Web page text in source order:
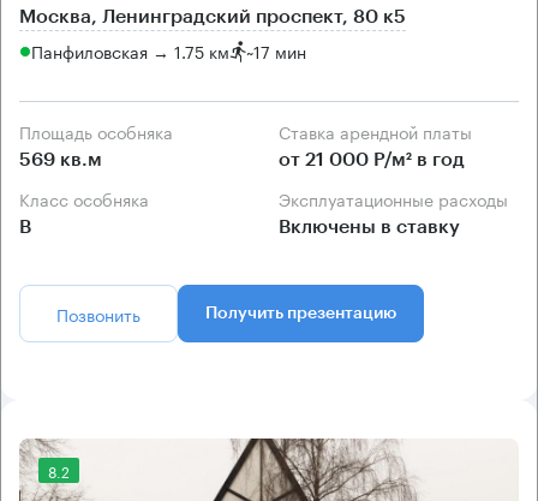
Москва, Ленинградский проспект, 80 к5
Панфиловская → 1.75 км ~17 мин
Площадь особняка
569 кв.м
Ставка арендной платы
от 21 000 Р/м² в год
Класс особняка
B
Эксплуатационные расходы
Включены в ставку
Позвонить Получить презентацию
8.2